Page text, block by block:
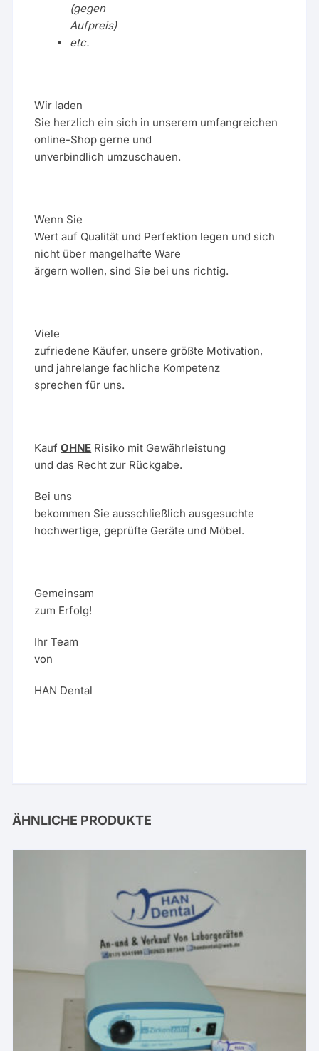
(gegen
Aufpreis)
etc.
Wir laden
Sie herzlich ein sich in unserem umfangreichen
online-Shop gerne und
unverbindlich umzuschauen.
Wenn Sie
Wert auf Qualität und Perfektion legen und sich
nicht über mangelhafte Ware
ärgern wollen, sind Sie bei uns richtig.
Viele
zufriedene Käufer, unsere größte Motivation,
und jahrelange fachliche Kompetenz
sprechen für uns.
KaufOHNE Risiko mit Gewährleistung
und das Recht zur Rückgabe.
Bei uns
bekommen Sie ausschließlich ausgesuchte
hochwertige, geprüfte Geräte und Möbel.
Gemeinsam
zum Erfolg!
Ihr Team
von
HAN Dental
ÄHNLICHE PRODUKTE